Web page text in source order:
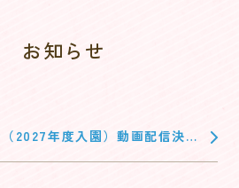
お知らせ
2027年度入園）動画配信決定
予定）